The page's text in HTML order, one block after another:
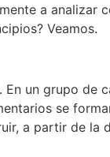
a analizar
Veamos.
. En un grupo de
se
a partir de la